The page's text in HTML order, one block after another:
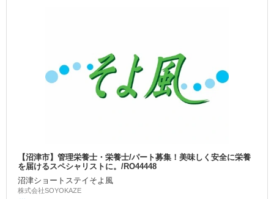
【沼津市】管理栄養士・栄養士/パート募集！美味しく安全に栄養
を届けるスペシャリストに。/RO44448
沼津ショートステイそよ風
株式会社SOYOKAZE